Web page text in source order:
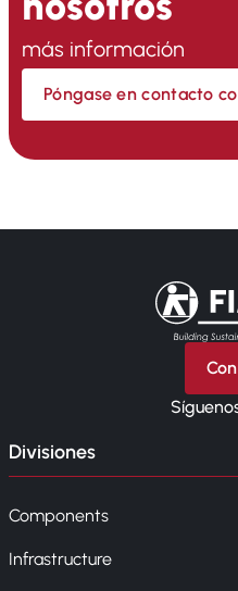
más información
Póngase en contacto
Volver a la
Divisiones
Components
Infrastructure